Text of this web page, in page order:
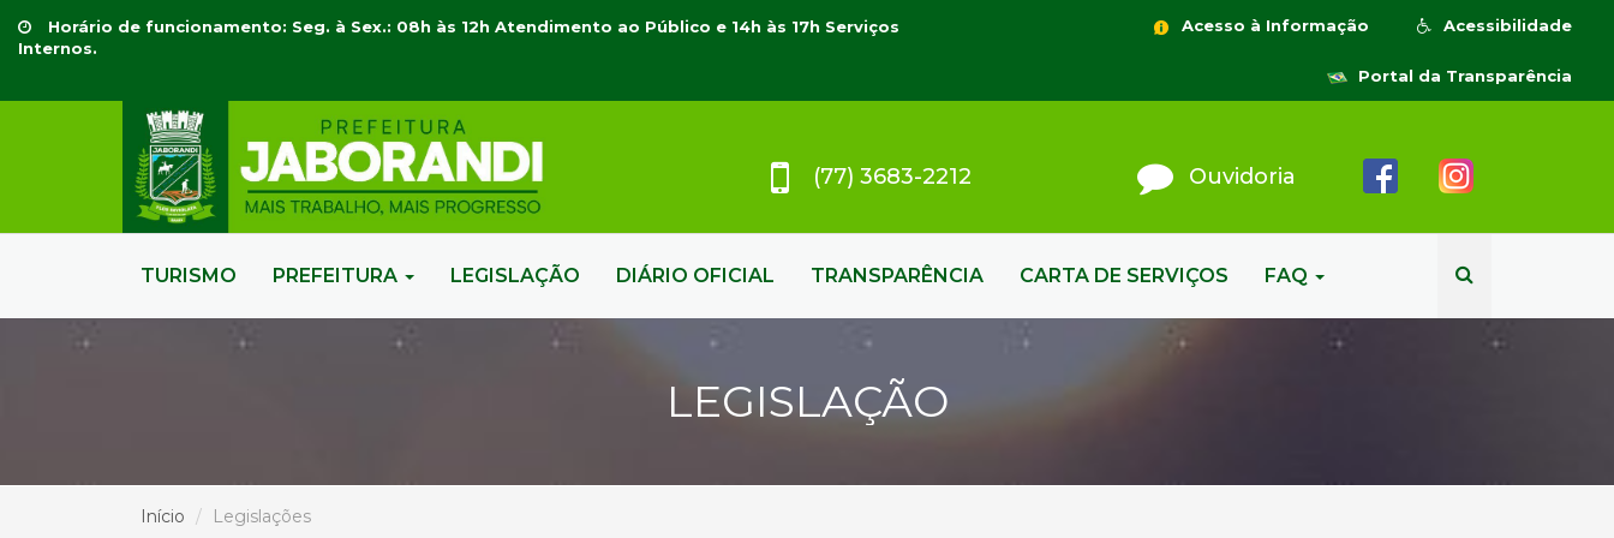
Horário de funcionamento: Seg. à Sex.: 08h às 12h Atendimento ao Público e 14h às 17h Serviços
Internos.
Acessibilidade
Acesso à Informação
Portal da Transparência
(77) 3683-2212 Ouvidoria
TURISMO PREFEITURA LEGISLAÇÃO DIÁRIO OFICIAL TRANSPARÊNCIA CARTA DE SERVIÇOS FAQ
LEGISLAÇÃO
Início Legislações